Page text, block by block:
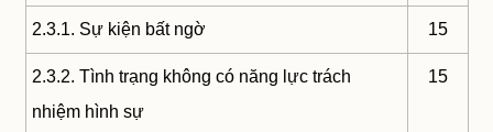
2.3.1. Sự kiện bất ngờ 15
2.3.2. Tình trạng không có năng lực trách
nhiệm hình sự
15